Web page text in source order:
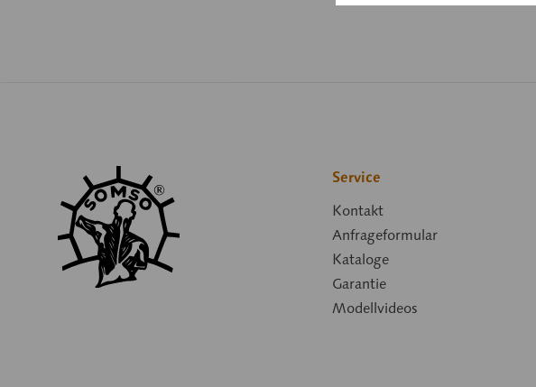
Service
Kontakt
Anfrageformular
Kataloge
Garantie
Modellvideos